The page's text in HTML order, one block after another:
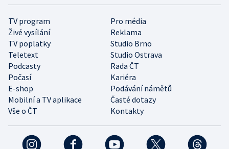
TV program
Pro média
Živé vysílání
Reklama
TV poplatky
Studio Brno
Teletext
Studio Ostrava
Podcasty
Rada ČT
Počasí
Kariéra
E-shop
Podávání námětů
Mobilní a TV aplikace
Časté dotazy
Vše o ČT
Kontakty